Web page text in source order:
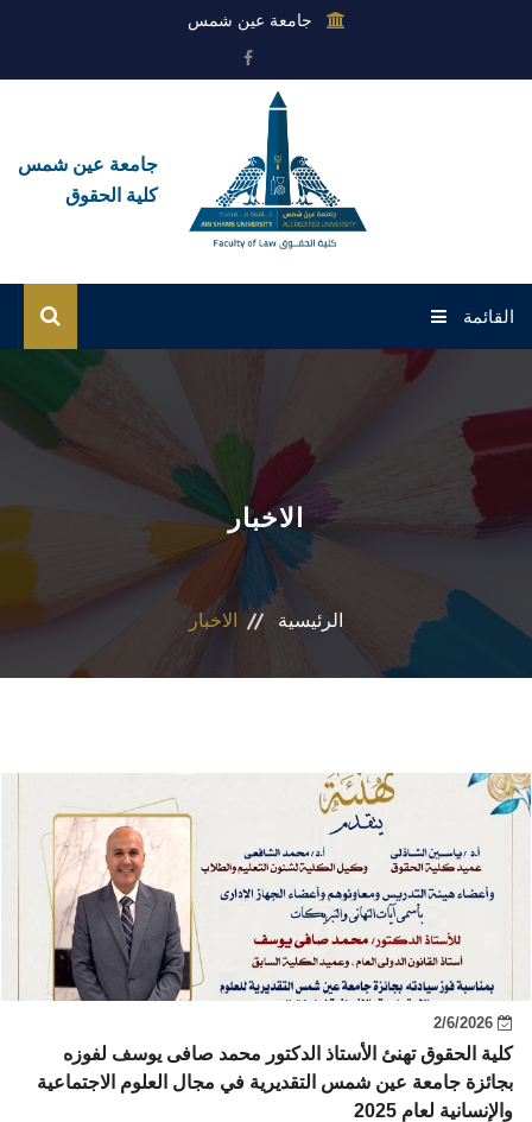
جامعة عين شمس
جامعة عين شمس
كلية الحقوق
القائمة
عن الكلية
القطاعات
فاعليات
جوائز
المجلات العلمية
تواصل معنا
الاخبار
الرئيسية الاخبار
كلية الحقوق تهنئ الأستاذ الدكتور محمد صافى يوسف لفوزه
بجائزة جامعة عين شمس التقديرية في مجال العلوم الاجتماعية
والإنسانية لعام 2025